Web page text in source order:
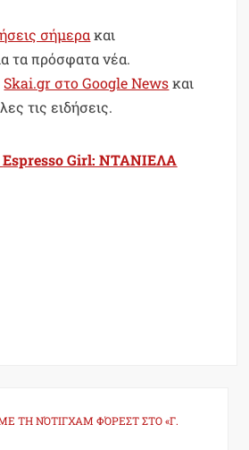
σήμερακαι
τα πρόσφατα νέα.
Skai.gr στο Google Newsκαι
τις ειδήσεις.
Espresso Girl: ΝΤΑΝΙΕΛΑ
ΤΗ ΝΌΤΙΓΧΑΜ ΦΌΡΕΣΤ ΣΤΟ «Γ.